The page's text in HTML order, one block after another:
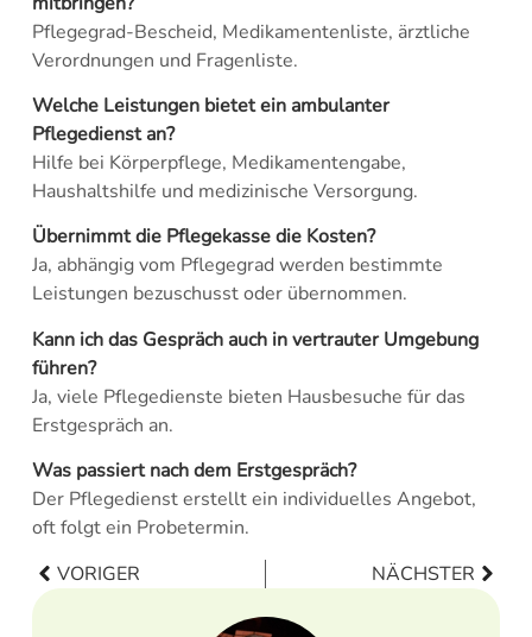
Pflegegrad-Bescheid, Medikamentenliste, ärztliche
Verordnungen und Fragenliste.
Welche Leistungen bietet ein ambulanter
Pflegedienst an?
Hilfe bei Körperpflege, Medikamentengabe,
Haushaltshilfe und medizinische Versorgung.
Übernimmt die Pflegekasse die Kosten?
Ja, abhängig vom Pflegegrad werden bestimmte
Leistungen bezuschusst oder übernommen.
Kann ich das Gespräch auch in vertrauter Umgebung
führen?
Ja, viele Pflegedienste bieten Hausbesuche für das
Erstgespräch an.
Was passiert nach dem Erstgespräch?
Der Pflegedienst erstellt ein individuelles Angebot,
oft folgt ein Probetermin.
VORIGER
NÄCHSTER